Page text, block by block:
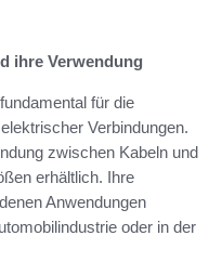
ihre Verwendung
für die
Verbindungen.
zwischen Kabeln und
erhältlich. Ihre
Anwendungen
oder in der